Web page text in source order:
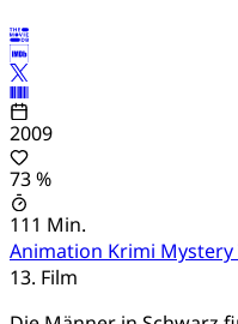
2009
73 %
111 Min.
Animation Krimi Mystery
13. Film